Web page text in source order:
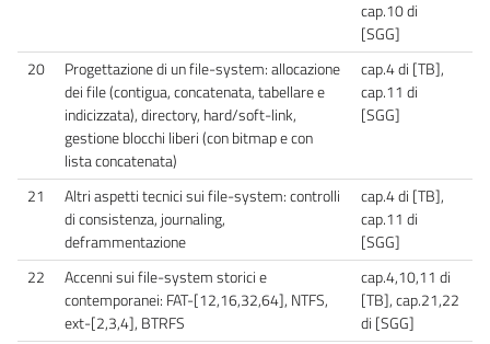
cap.10 di
[SGG]
20
Progettazione di un file-system: allocazione
dei file (contigua, concatenata, tabellare e
indicizzata), directory, hard/soft-link,
gestione blocchi liberi (con bitmap e con
lista concatenata)
cap.4 di [TB],
cap.11 di
[SGG]
21
Altri aspetti tecnici sui file-system: controlli
di consistenza, journaling,
deframmentazione
cap.4 di [TB],
cap.11 di
[SGG]
22
Accenni sui file-system storici e
contemporanei: FAT-[12,16,32,64], NTFS,
ext-[2,3,4], BTRFS
cap.4,10,11 di
[TB], cap.21,22
di [SGG]